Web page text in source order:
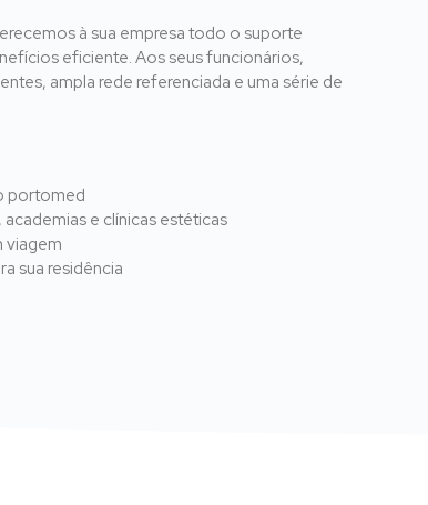
à sua empresa todo o suporte
eficiente. Aos seus funcionários,
ampla rede referenciada e uma série de
portomed
e clínicas estéticas
viagem
sua residência